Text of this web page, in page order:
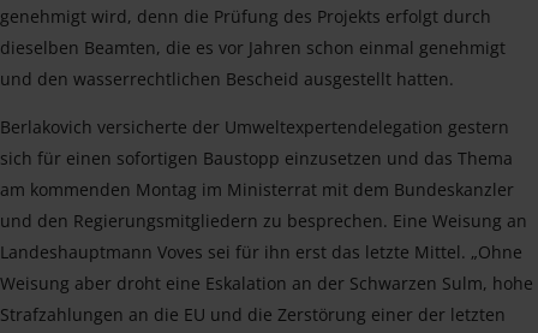
genehmigt wird, denn die Prüfung des Projekts erfolgt durch
dieselben Beamten, die es vor Jahren schon einmal genehmigt
und den wasserrechtlichen Bescheid ausgestellt hatten.
Berlakovich versicherte der Umweltexpertendelegation gestern
sich für einen sofortigen Baustopp einzusetzen und das Thema
am kommenden Montag im Ministerrat mit dem Bundeskanzler
und den Regierungsmitgliedern zu besprechen. Eine Weisung an
Landeshauptmann Voves sei für ihn erst das letzte Mittel. „Ohne
Weisung aber droht eine Eskalation an der Schwarzen Sulm, hohe
Strafzahlungen an die EU und die Zerstörung einer der letzten